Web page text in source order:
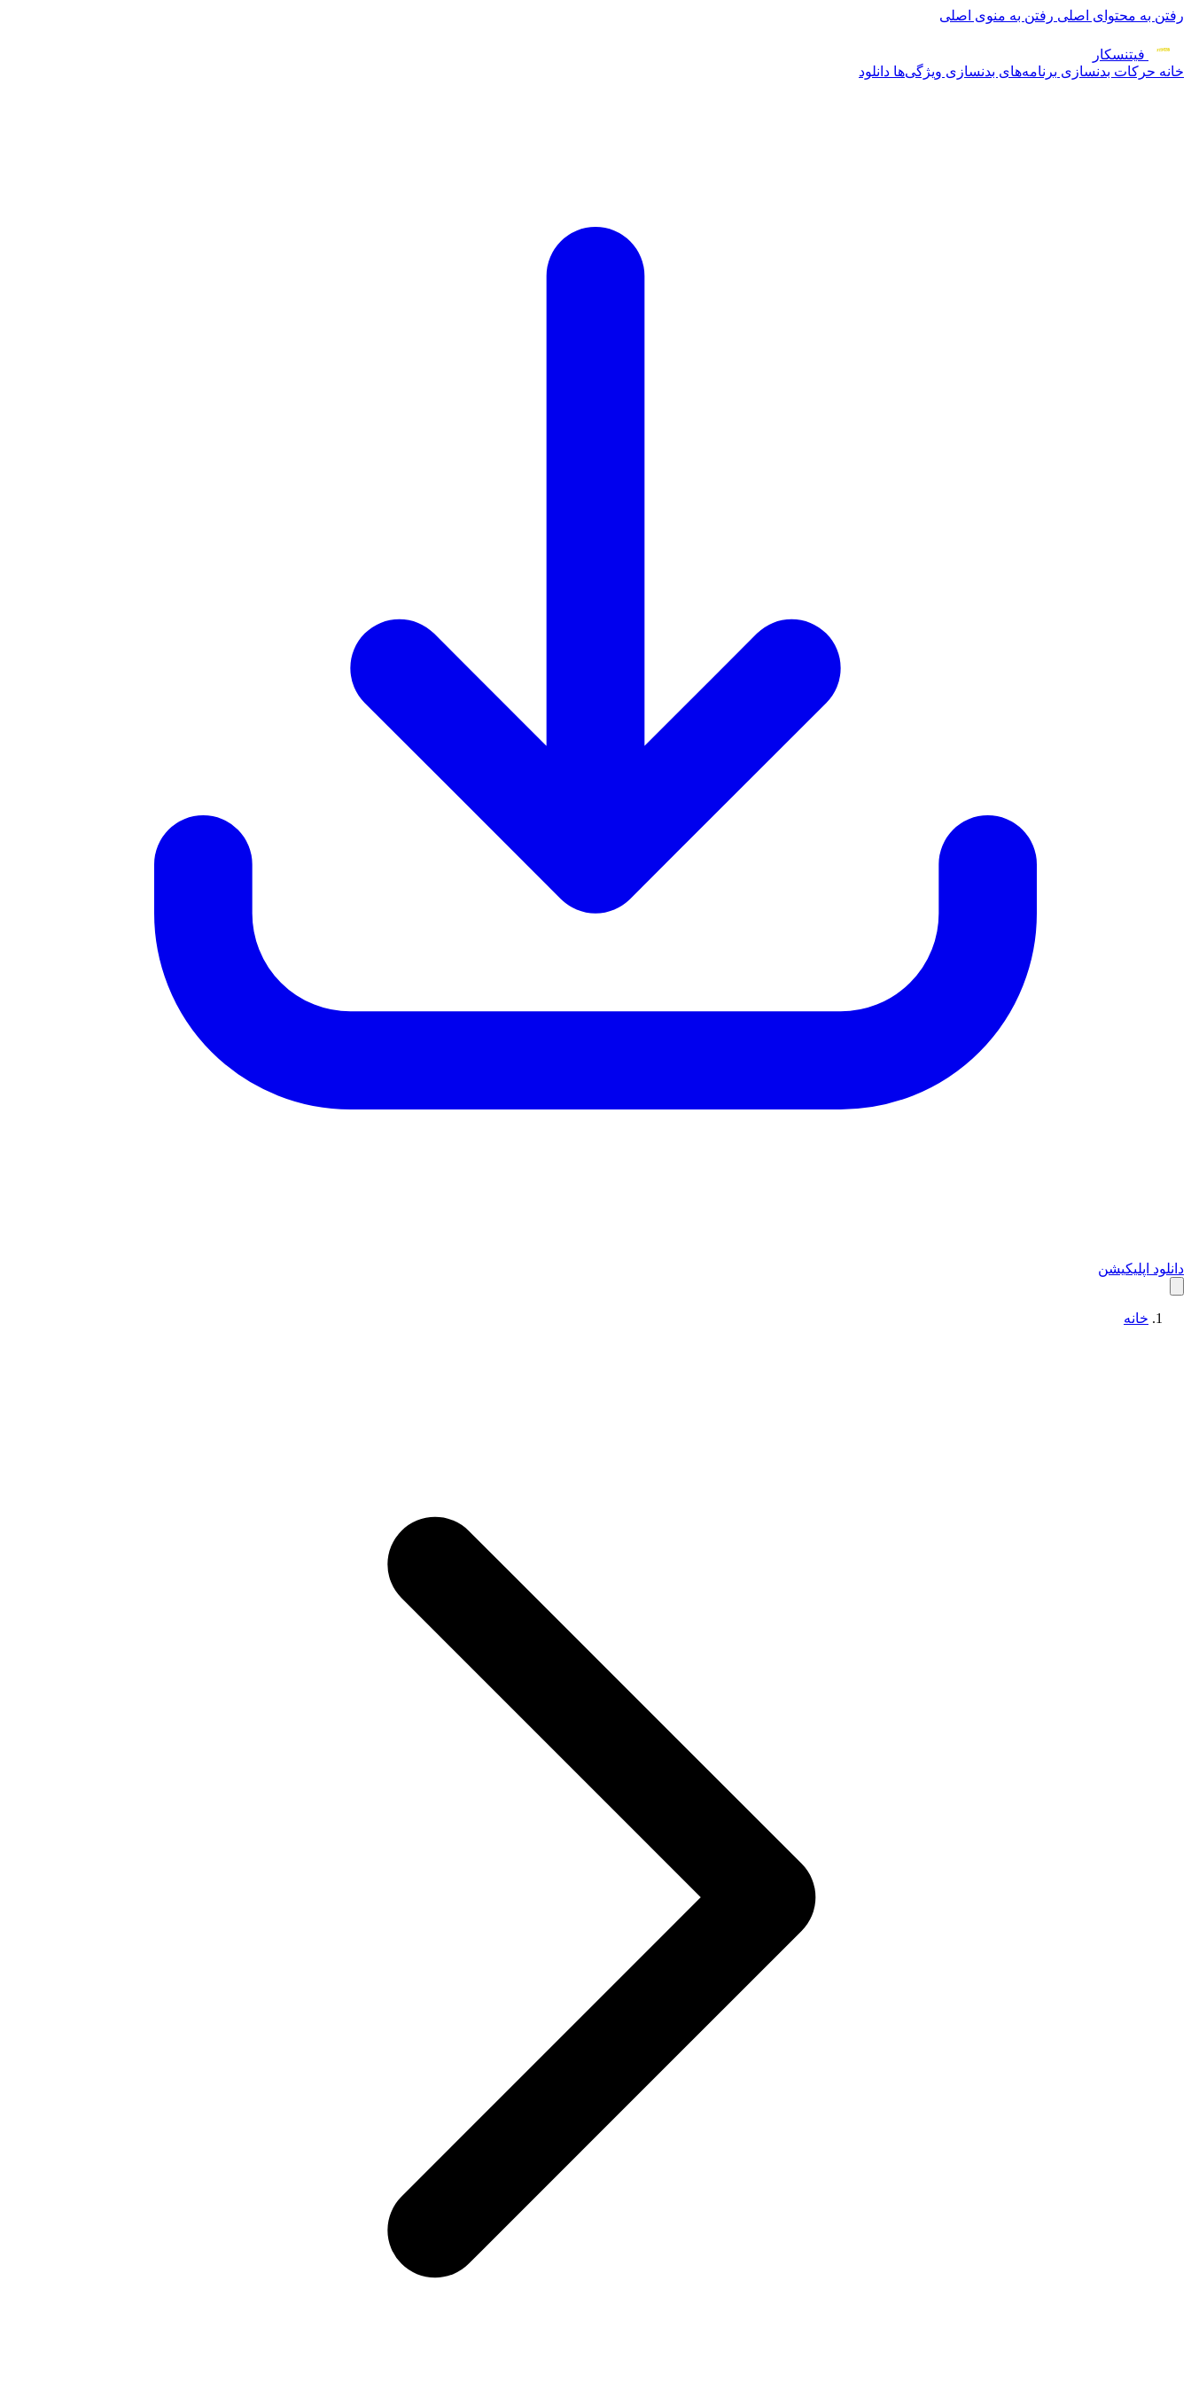
رفتن به محتوای اصلی رفتن به منوی اصلی
فیتنسکار
خانه حرکات بدنسازی برنامه‌های بدنسازی ویژگی‌ها دانلود
دانلود اپلیکیشن
خانه